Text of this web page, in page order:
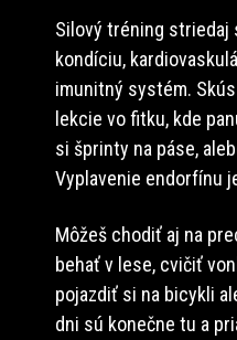
Silový tréning striedaj
kondíciu,
imunitný systém.
lekcie vo fitku, kde
si šprinty na páse,
Vyplavenie endorfínu
Môžeš chodiť aj na
behať v lese, cvičiť
pojazdiť si na bicykli
dni sú konečne tu a